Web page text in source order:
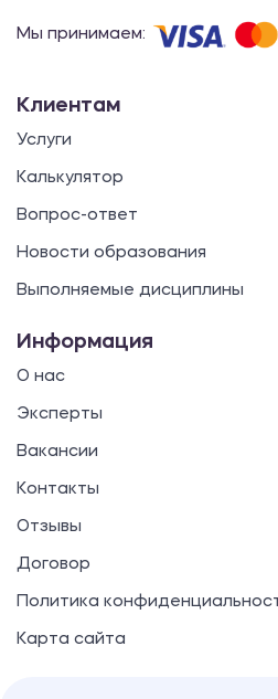
Мы принимаем:
Клиентам
Услуги
Калькулятор
Вопрос-ответ
Новости образования
Выполняемые дисциплины
Информация
О нас
Эксперты
Вакансии
Контакты
Отзывы
Договор
Политика
Карта сайта